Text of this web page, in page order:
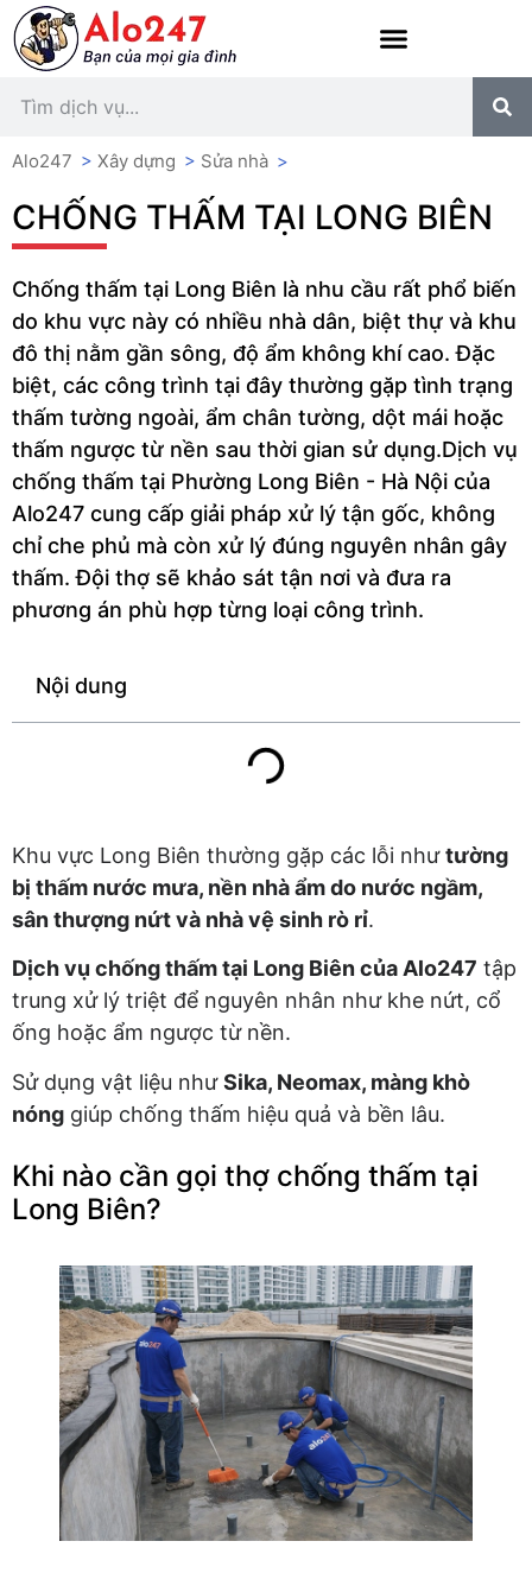
Alo247 > Xây dựng > Sửa nhà >
CHỐNG THẤM TẠI LONG BIÊN
Chống thấm tại Long Biên là nhu cầu rất phổ biến
do khu vực này có nhiều nhà dân, biệt thự và khu
đô thị nằm gần sông, độ ẩm không khí cao. Đặc
biệt, các công trình tại đây thường gặp tình trạng
thấm tường ngoài, ẩm chân tường, dột mái hoặc
thấm ngược từ nền sau thời gian sử dụng.Dịch vụ
chống thấm tại Phường Long Biên - Hà Nội của
Alo247 cung cấp giải pháp xử lý tận gốc, không
chỉ che phủ mà còn xử lý đúng nguyên nhân gây
thấm. Đội thợ sẽ khảo sát tận nơi và đưa ra
phương án phù hợp từng loại công trình.
Nội dung
Khu vực Long Biên thường gặp các lỗi nhưtường
bị thấm nước mưa, nền nhà ẩm do nước ngầm,
sân thượng nứt và nhà vệ sinh rò rỉ.
Dịch vụ chống thấm tại Long Biên của Alo247 tập
trung xử lý triệt để nguyên nhân như khe nứt, cổ
ống hoặc ẩm ngược từ nền.
Sử dụng vật liệu nhưSika, Neomax, màng khò
nóng giúp chống thấm hiệu quả và bền lâu.
Khi nào cần gọi thợ chống thấm tại
Long Biên?